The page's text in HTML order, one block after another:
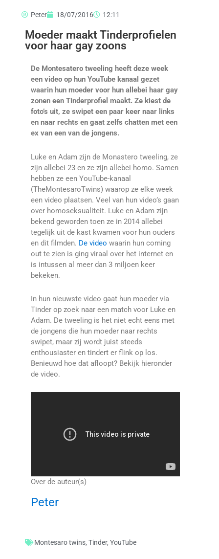
Peter 18/07/2016 12:11
Moeder maakt Tinderprofielen
voor haar gay zoons
De Montesatero tweeling heeft deze week
een video op hun YouTube kanaal gezet
waarin hun moeder voor hun allebei haar gay
zonen een Tinderprofiel maakt. Ze kiest de
foto’s uit, ze swipet een paar keer naar links
en naar rechts en gaat zelfs chatten met een
ex van een van de jongens.
Luke en Adam zijn de Monastero tweeling, ze
zijn allebei 23 en ze zijn allebei homo. Samen
hebben ze een YouTube-kanaal
(TheMontesaroTwins) waarop ze elke week
een video plaatsen. Veel van hun video’s gaan
over homoseksualiteit. Luke en Adam zijn
bekend geworden toen ze in 2014 allebei
tegelijk uit de kast kwamen voor hun ouders
en dit filmden. De video waarin hun coming
out te zien is ging viraal over het internet en
is intussen al meer dan 3 miljoen keer
bekeken.
In hun nieuwste video gaat hun moeder via
Tinder op zoek naar een match voor Luke en
Adam. De tweeling is het niet echt eens met
de jongens die hun moeder naar rechts
swipet, maar zij wordt juist steeds
enthousiaster en tindert er flink op los.
Benieuwd hoe dat afloopt? Bekijk hieronder
de video.
Over de auteur(s)
Peter
Montesaro twins, Tinder, YouTube